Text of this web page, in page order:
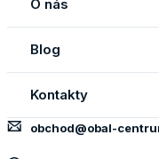
O nás
Blog
Kontakty
obchod@obal-